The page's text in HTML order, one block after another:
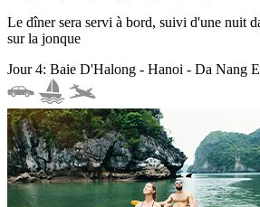
Le dîner sera servi à bord, suivi d'une nuit
sur la jonque
Jour 4: Baie D'Halong - Hanoi - Da Nang